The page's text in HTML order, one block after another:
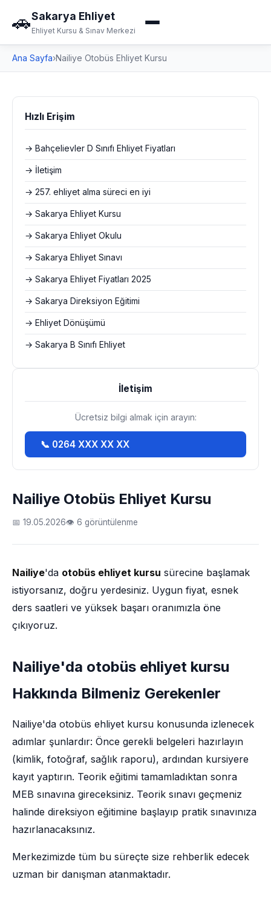
🚗Sakarya Ehliyet
Ehliyet Kursu & Sınav Merkezi
Ana Sayfa›Nailiye Otobüs Ehliyet Kursu
Nailiye Otobüs Ehliyet Kursu
📅 19.05.2026👁 6 görüntülenme
Nailiye'da otobüs ehliyet kursu sürecine başlamak
istiyorsanız, doğru yerdesiniz. Uygun fiyat, esnek
ders saatleri ve yüksek başarı oranımızla öne
çıkıyoruz.
Nailiye'da otobüs ehliyet kursu
Hakkında Bilmeniz Gerekenler
Nailiye'da otobüs ehliyet kursu konusunda izlenecek
adımlar şunlardır: Önce gerekli belgeleri hazırlayın
(kimlik, fotoğraf, sağlık raporu), ardından kursiyere
kayıt yaptırın. Teorik eğitimi tamamladıktan sonra
MEB sınavına gireceksiniz. Teorik sınavı geçmeniz
halinde direksiyon eğitimine başlayıp pratik sınavınıza
hazırlanacaksınız.
Merkezimizde tüm bu süreçte size rehberlik edecek
uzman bir danışman atanmaktadır.
Hızlı Erişim
→ Bahçelievler D Sınıfı Ehliyet Fiyatları
→ İletişim
→ 257. ehliyet alma süreci en iyi
→ Sakarya Ehliyet Kursu
→ Sakarya Ehliyet Okulu
→ Sakarya Ehliyet Sınavı
→ Sakarya Ehliyet Fiyatları 2025
→ Sakarya Direksiyon Eğitimi
→ Ehliyet Dönüşümü
→ Sakarya B Sınıfı Ehliyet
İletişim
Ücretsiz bilgi almak için arayın:
📞 0264 XXX XX XX